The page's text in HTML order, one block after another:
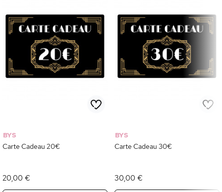
BYS
Carte Cadeau 20€
20,00 €
BYS
Carte Cadeau 30€
30,00 €